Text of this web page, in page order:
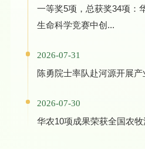
一等奖5项，总获奖34项：
生命科学竞赛中创...
2026-07-31
陈勇院士率队赴河源开展产
2026-07-30
华农10项成果荣获全国农